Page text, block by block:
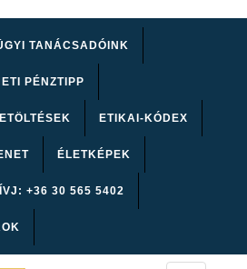
TANÁCSADÓINK
PÉNZTIPP
ETIKAI-KÓDEX
ÉLETKÉPEK
+36 30 565 5402